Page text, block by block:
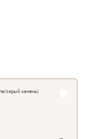
серый камень)